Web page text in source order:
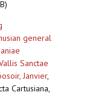
general
Sanctae
Janvier,
Cartusiana,